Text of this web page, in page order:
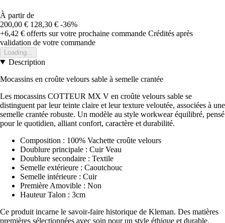
À partir de
200,00 € 128,30 € -36%
+6,42 € offerts sur votre prochaine commande Crédités après
validation de votre commande
Loading...
Description
Mocassins en croûte velours sable à semelle crantée
Les mocassins COTTEUR MX V en croûte velours sable se
distinguent par leur teinte claire et leur texture veloutée, associées à une
semelle crantée robuste. Un modèle au style workwear équilibré, pensé
pour le quotidien, alliant confort, caractère et durabilité.
Composition : 100% Vachette croûte velours
Doublure principale : Cuir Veau
Doublure secondaire : Textile
Semelle extérieure : Caoutchouc
Semelle intérieure : Cuir
Première Amovible : Non
Hauteur Talon : 3cm
Ce produit incarne le savoir-faire historique de Kleman. Des matières
premières sélectionnées avec soin pour un style éthique et durable.